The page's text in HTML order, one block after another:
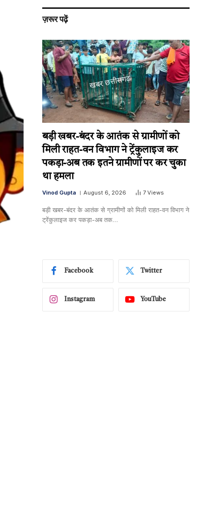
ज़रूर पढ़ें
बड़ी खबर-बंदर के आतंक से ग्रामीणों को
मिली राहत-वन विभाग ने ट्रेंकुलाइज कर
पकड़ा-अब तक इतने ग्रामीणों पर कर चुका
था हमला
Vinod Gupta August 6, 2026 7 Views
बड़ी खबर-बंदर के आतंक से ग्रामीणों को मिली राहत-वन विभाग ने
ट्रेंकुलाइज कर पकड़ा-अब तक…
Facebook Twitter
Instagram YouTube